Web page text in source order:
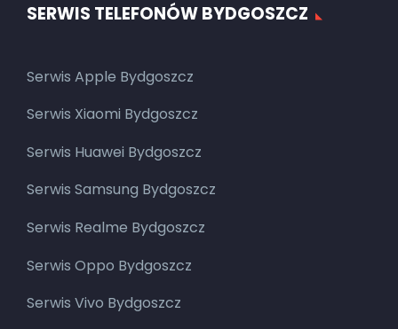
SERWIS TELEFONÓW BYDGOSZCZ
Serwis Apple Bydgoszcz
Serwis Xiaomi Bydgoszcz
Serwis Huawei Bydgoszcz
Serwis Samsung Bydgoszcz
Serwis Realme Bydgoszcz
Serwis Oppo Bydgoszcz
Serwis Vivo Bydgoszcz